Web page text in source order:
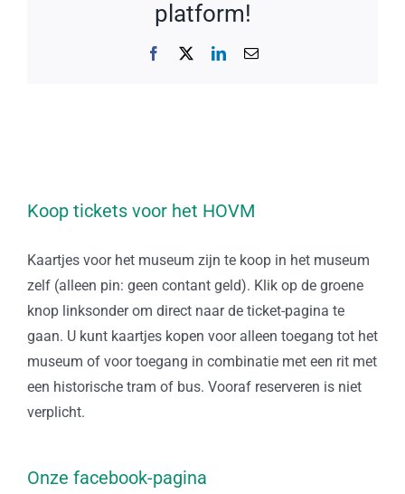
platform!
Facebook LinkedIn
E-
Koop tickets voor het HOVM
Kaartjes voor het museum zijn te koop in het museum
zelf (alleen pin: geen contant geld). Klik op de groene
knop linksonder om direct naar de ticket-pagina te
gaan. U kunt kaartjes kopen voor alleen toegang tot het
museum of voor toegang in combinatie met een rit met
een historische tram of bus. Vooraf reserveren is niet
verplicht.
Onze facebook-pagina